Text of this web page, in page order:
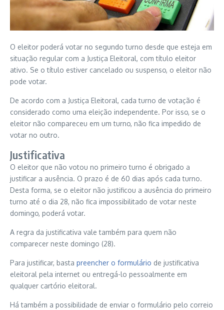
O eleitor poderá votar no segundo turno desde que esteja em
situação regular com a Justiça Eleitoral, com título eleitor
ativo. Se o título estiver cancelado ou suspenso, o eleitor não
pode votar.
De acordo com a Justiça Eleitoral, cada turno de votação é
considerado como uma eleição independente. Por isso, se o
eleitor não compareceu em um turno, não fica impedido de
votar no outro.
Justificativa
O eleitor que não votou no primeiro turno é obrigado a
justificar a ausência. O prazo é de 60 dias após cada turno.
Desta forma, se o eleitor não justificou a ausência do primeiro
turno até o dia 28, não fica impossibilitado de votar neste
domingo, poderá votar.
A regra da justificativa vale também para quem não
comparecer neste domingo (28).
Para justificar, basta preencher o formulário de justificativa
eleitoral pela internet ou entregá-lo pessoalmente em
qualquer cartório eleitoral.
Há também a possibilidade de enviar o formulário pelo correio